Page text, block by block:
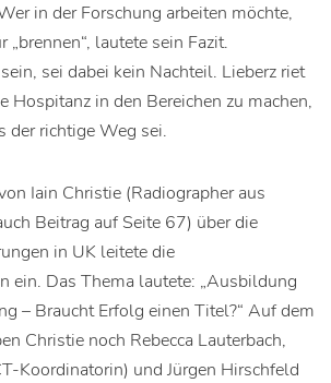
in der Forschung arbeiten möchte,
„brennen“, lautete sein Fazit.
sei dabei kein Nachteil. Lieberz riet
Hospitanz in den Bereichen zu machen,
der richtige Weg sei.
Iain Christie (Radiographer aus
Beitrag auf Seite 67) über die
in UK leitete die
ein. Das Thema lautete: „Ausbildung
– Braucht Erfolg einen Titel?“ Auf dem
Christie noch Rebecca Lauterbach,
Koordinatorin) und Jürgen Hirschfeld